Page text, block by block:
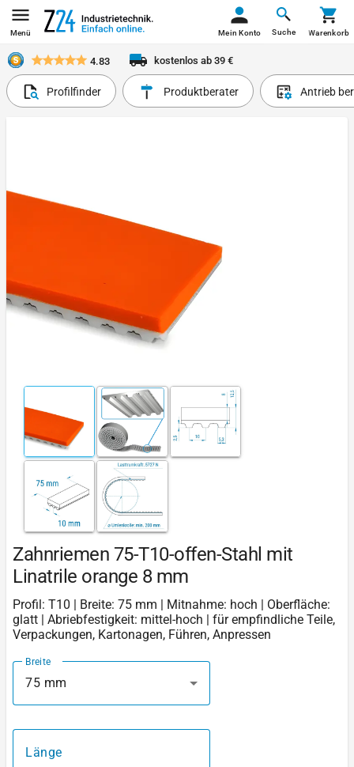
Menü Suche
Mein Konto Warenkorb
4.83 kostenlos ab 39 €
Profilfinder Produktberater Antrieb
Zahnriemen 75-T10-offen-Stahl mit
Linatrile orange 8 mm
Profil: T10 | Breite: 75 mm | Mitnahme: hoch | Oberfläche:
glatt | Abriebfestigkeit: mittel-hoch | für empfindliche Teile,
Verpackungen, Kartonagen, Führen, Anpressen
Breite
75 mm
Länge